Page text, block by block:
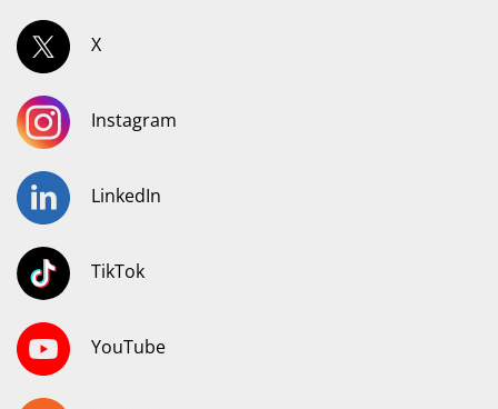
X
Instagram
LinkedIn
TikTok
YouTube